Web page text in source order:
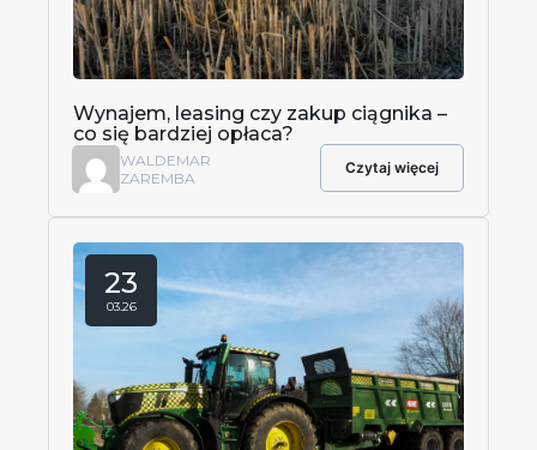
Wynajem, leasing czy zakup ciągnika –
co się bardziej opłaca?
Czytaj więcej
WALDEMAR
ZAREMBA
23
03.26